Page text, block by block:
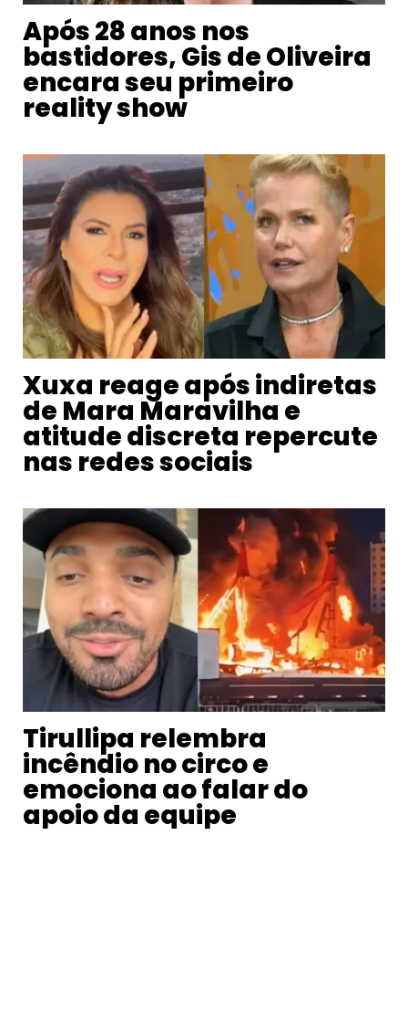
Após 28 anos nos
bastidores, Gis de Oliveira
encara seu primeiro
reality show
Xuxa reage após indiretas
de Mara Maravilha e
atitude discreta repercute
nas redes sociais
Tirullipa relembra
incêndio no circo e
emociona ao falar do
apoio da equipe